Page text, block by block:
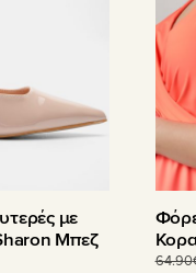
με
Μπεζ
64.90
να
στη
του